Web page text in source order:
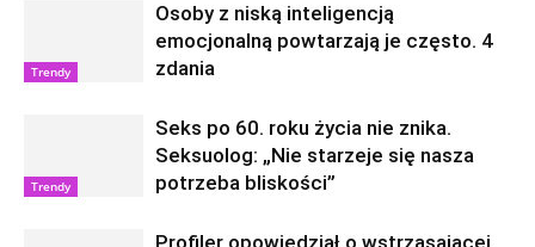
Trendy
Osoby z niską inteligencją
emocjonalną powtarzają je często. 4
zdania
Trendy
Seks po 60. roku życia nie znika.
Seksuolog: „Nie starzeje się nasza
potrzeba bliskości”
Profiler opowiedział o wstrząsającej